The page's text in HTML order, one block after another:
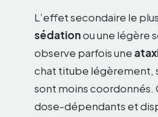
L’effet secondaire le
sédationou une légère
observe parfois une
chat titube légèrement,
sont moins coordonnés.
dose-dépendants et